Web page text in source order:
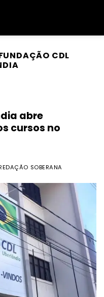
CDL
abre
cursos no
SOBERANA